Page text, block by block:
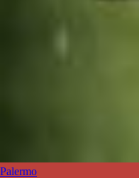
Palermo